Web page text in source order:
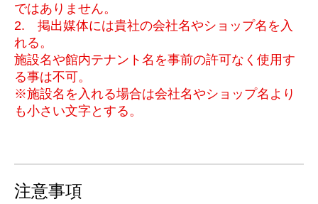
ではありません。
2. 掲出媒体には貴社の会社名やショップ名を入
れる。
施設名や館内テナント名を事前の許可なく使用す
る事は不可。
※施設名を入れる場合は会社名やショップ名より
も小さい文字とする。
注意事項